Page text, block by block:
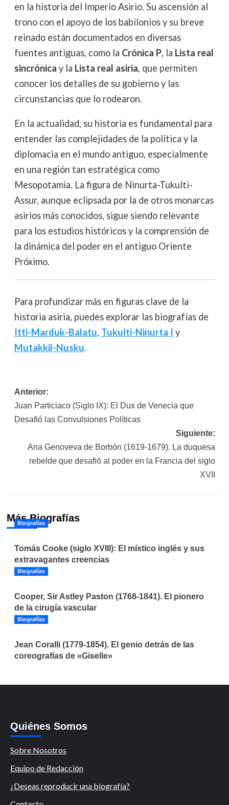
en la historia del Imperio Asirio. Su ascensión al
trono con el apoyo de los babilonios y su breve
reinado están documentados en diversas
fuentes antiguas, como la Crónica P, la Lista real
sincrónica y la Lista real asiria, que permiten
conocer los detalles de su gobierno y las
circunstancias que lo rodearon.
En la actualidad, su historia es fundamental para
entender las complejidades de la política y la
diplomacia en el mundo antiguo, especialmente
en una región tan estratégica como
Mesopotamia. La figura de Ninurta-Tukulti-
Assur, aunque eclipsada por la de otros monarcas
asirios más conocidos, sigue siendo relevante
para los estudios históricos y la comprensión de
la dinámica del poder en el antiguo Oriente
Próximo.
Para profundizar más en figuras clave de la
historia asiria, puedes explorar las biografías de
Itti-Marduk-Balatu, Tukulti-Ninurta I y
Mutakkil-Nusku.
Navegación
de
Anterior:
Juan Particiaco (Siglo IX): El Dux de Venecia que
Desafió las Convulsiones Políticas
Siguiente:
Ana Genoveva de Borbón (1619-1679). La duquesa
rebelde que desafió al poder en la Francia del siglo
XVII
Más Biografías
Biografías
Tomás Cooke (siglo XVIII): El místico inglés y sus
extravagantes creencias
Biografías
Cooper, Sir Astley Paston (1768-1841). El pionero
de la cirugía vascular
Biografías
Jean Coralli (1779-1854). El genio detrás de las
coreografías de «Giselle»
Quiénes Somos
Sobre Nosotros
Equipo de Redacción
¿Deseas reproducir una biografía?